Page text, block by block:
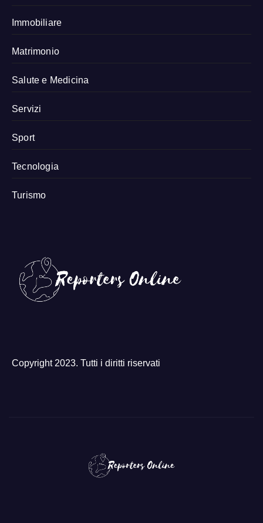
Immobiliare
Matrimonio
Salute e Medicina
Servizi
Sport
Tecnologia
Turismo
Copyright 2023. Tutti i diritti riservati